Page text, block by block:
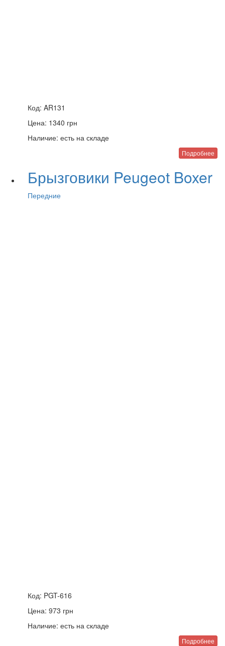
Код: AR131
Цена: 1340 грн
Наличие: есть на складе
Подробнее
Брызговики Peugeot Boxer
Передние
Код: PGT-616
Цена: 973 грн
Наличие: есть на складе
Подробнее